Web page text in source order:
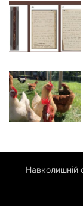
Навколишній